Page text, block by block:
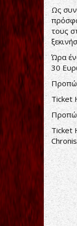
Ως
τους
Ώρα
30
Ticket
Ticket